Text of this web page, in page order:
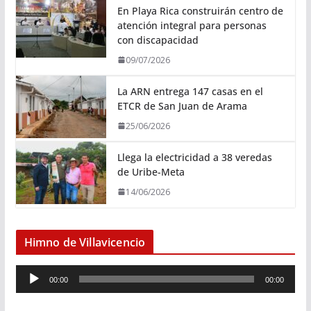
En Playa Rica construirán centro de
atención integral para personas
con discapacidad
09/07/2026
La ARN entrega 147 casas en el
ETCR de San Juan de Arama
25/06/2026
Llega la electricidad a 38 veredas
de Uribe-Meta
14/06/2026
Himno de Villavicencio
e
00:00 00:00